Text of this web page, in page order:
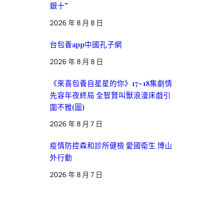
銀十”
2026 年 8 月 8 日
台包養app中國孔子網
2026 年 8 月 8 日
《來喜包養自星星的你》17~18集劇情
先容年夜終局 全智賢叫獸浪漫床戲引
圍不雅(圖)
2026 年 8 月 7 日
疫情防控森和診所健檢 愛國衛生 博山
外行動
2026 年 8 月 7 日